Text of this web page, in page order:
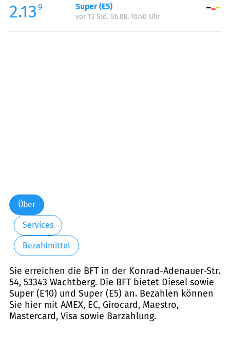
2.13 9 Super (E5)
vor 13 Std. 06.08. 16:40 Uhr
Über
Services
Bezahlmittel
Sie erreichen die BFT in der Konrad-Adenauer-Str.
54, 53343 Wachtberg. Die BFT bietet Diesel sowie
Super (E10) und Super (E5) an. Bezahlen können
Sie hier mit AMEX, EC, Girocard, Maestro,
Mastercard, Visa sowie Barzahlung.